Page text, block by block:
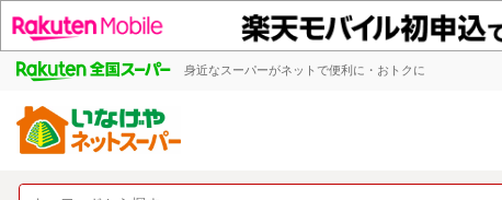
身近なスーパーがネットで便利に・おトクに